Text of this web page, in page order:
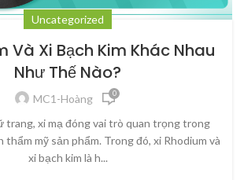
Uncategorized
Và Xi Bạch Kim Khác Nhau
Như Thế Nào?
MC1-Hoàng 0
trang, xi mạ đóng vai trò quan trọng trong
thẩm mỹ sản phẩm. Trong đó, xi Rhodium và
xi bạch kim là h...